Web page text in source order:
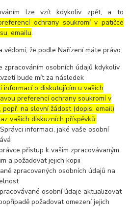
lze vzít kdykoliv zpět, a to
ochrany soukromí v patičce
emailu.
vědomí, že podle Nařízení máte právo:
zpracováním osobních údajů kdykoliv
bude mít za následek
informací o diskutujícím u vašich
preferencí ochrany soukromí v
popř. na slovní žádost (dopis, email)
vašich diskuzních příspěvků.
informaci, jaké vaše osobní
přístup k vašim zpracovávaným
a požadovat jejich kopii
zpracovaných osobních údajů na
osobní údaje aktualizovat
požadovat omezení jejich